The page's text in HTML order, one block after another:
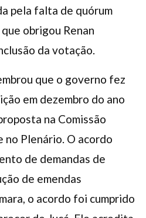
pela falta de quórum
obrigou Renan
da votação.
que o governo fez
em dezembro do ano
na Comissão
Plenário. O acordo
de demandas de
de emendas
o acordo foi cumprido